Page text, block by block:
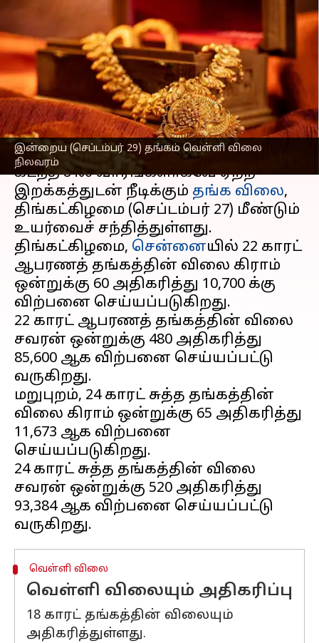
இன்றைய (செப்டம்பர் 29) தங்கம் வெள்ளி விலை
நிலவரம்
சவரனுக்கு ₹480 உயர்வு;
இன்றைய (செப்டம்பர் 29)
தங்கம் வெள்ளி விலை
நிலவரம்
எழுதியவர் Sekar Chinnappan Sep 29, 2025 09:59 am
செய்தி முன்னோட்டம்
கடந்த சில வாரங்களாகவே ஏற்ற
இறக்கத்துடன் நீடிக்கும் தங்க விலை,
திங்கட்கிழமை (செப்டம்பர் 27) மீண்டும்
உயர்வைச் சந்தித்துள்ளது.
திங்கட்கிழமை, சென்னையில் 22 காரட்
ஆபரணத் தங்கத்தின் விலை கிராம்
ஒன்றுக்கு ₹60 அதிகரித்து ₹10,700 க்கு
விற்பனை செய்யப்படுகிறது.
22 காரட் ஆபரணத் தங்கத்தின் விலை
சவரன் ஒன்றுக்கு ₹480 அதிகரித்து
₹85,600 ஆக விற்பனை செய்யப்பட்டு
வருகிறது.
மறுபுறம், 24 காரட் சுத்த தங்கத்தின்
விலை கிராம் ஒன்றுக்கு ₹65 அதிகரித்து
₹11,673 ஆக விற்பனை
செய்யப்படுகிறது.
24 காரட் சுத்த தங்கத்தின் விலை
சவரன் ஒன்றுக்கு ₹520 அதிகரித்து
₹93,384 ஆக விற்பனை செய்யப்பட்டு
வெள்ளி விலை
வெள்ளி விலையும் அதிகரிப்பு
18 காரட் தங்கத்தின் விலையும்
அதிகரித்துள்ளது.